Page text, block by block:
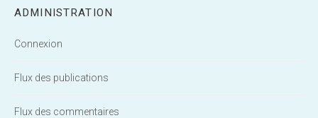
ADMINISTRATION
Connexion
Flux des publications
Flux des commentaires